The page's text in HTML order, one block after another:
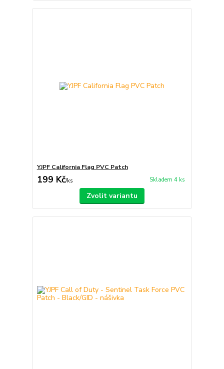
YJPF California Flag PVC Patch
199 Kč/ks Skladem 4 ks
Zvolit variantu